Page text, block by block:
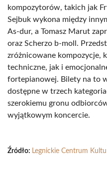
kompozytorów, takich jak
Sejbuk wykona między
As-dur, a Tomasz Marut
oraz Scherzo b-moll.
zróżnicowane kompozycje,
techniczne, jak i
fortepianowej. Bilety na to
dostępne w trzech
szerokiemu gronu
wyjątkowym koncercie.
Źródło: Legnickie Centrum